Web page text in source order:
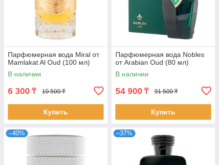
Парфюмерная вода Miral от
Mamlakat Al Oud (100 мл)
В наличии
6 300 ₸ 10 500 ₸
Купить
Парфюмерная вода Nobles
от Arabian Oud (80 мл)
В наличии
54 900 ₸ 91 500 ₸
Купить
–40% –37%